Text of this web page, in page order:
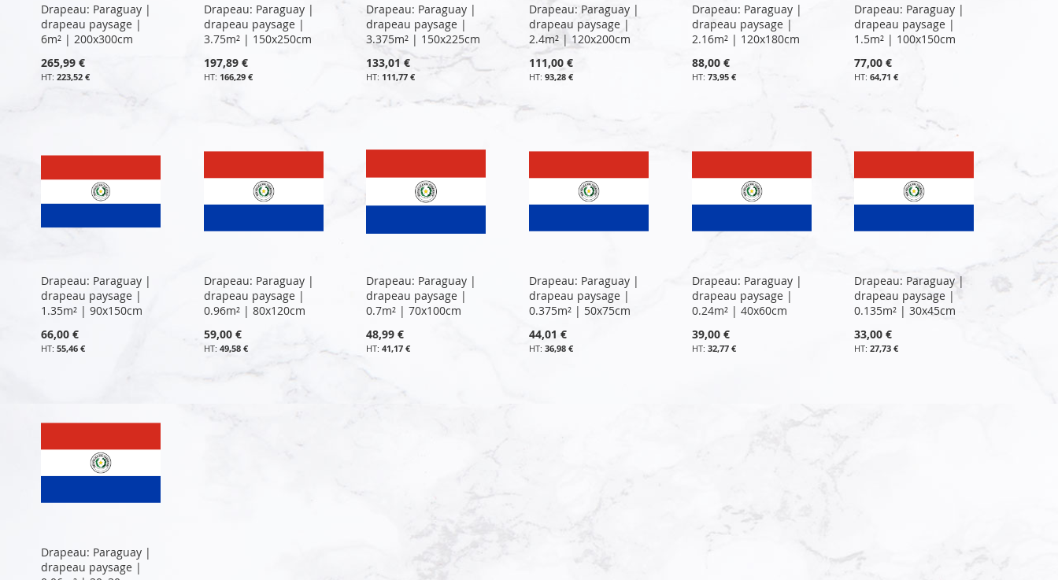
Drapeau: Paraguay |
drapeau paysage |
6m² | 200x300cm
265,99 €
223,52 €
Drapeau: Paraguay |
drapeau paysage |
3.75m² | 150x250cm
197,89 €
166,29 €
Drapeau: Paraguay |
drapeau paysage |
3.375m² | 150x225cm
133,01 €
111,77 €
Drapeau: Paraguay |
drapeau paysage |
2.4m² | 120x200cm
111,00 €
93,28 €
Drapeau: Paraguay |
drapeau paysage |
2.16m² | 120x180cm
88,00 €
73,95 €
Drapeau: Paraguay |
drapeau paysage |
1.5m² | 100x150cm
77,00 €
64,71 €
Drapeau: Paraguay |
drapeau paysage |
1.35m² | 90x150cm
66,00 €
55,46 €
Drapeau: Paraguay |
drapeau paysage |
0.96m² | 80x120cm
59,00 €
49,58 €
Drapeau: Paraguay |
drapeau paysage |
0.7m² | 70x100cm
48,99 €
41,17 €
Drapeau: Paraguay |
drapeau paysage |
0.375m² | 50x75cm
44,01 €
36,98 €
Drapeau: Paraguay |
drapeau paysage |
0.24m² | 40x60cm
39,00 €
32,77 €
Drapeau: Paraguay |
drapeau paysage |
0.135m² | 30x45cm
33,00 €
27,73 €
Drapeau: Paraguay |
drapeau paysage |